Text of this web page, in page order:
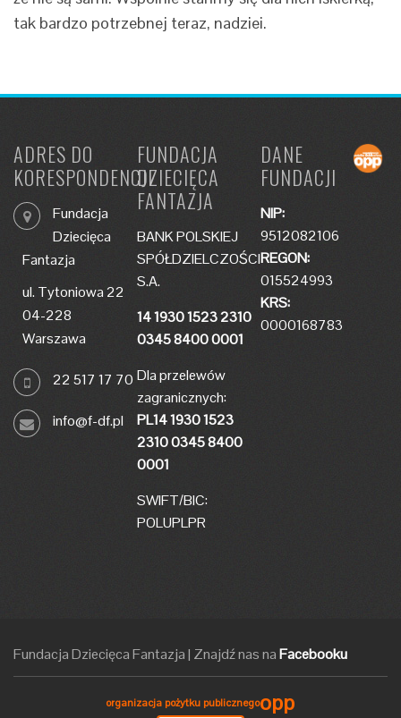
tak bardzo potrzebnej teraz, nadziei.
ADRES DO
KORESPONDENCJI
Fundacja
Dziecięca
Fantazja
ul. Tytoniowa 22
04-228
Warszawa
22 517 17 70
info@f-df.pl
FUNDACJA
DZIECIĘCA
FANTAZJA
BANK POLSKIEJ
SPÓŁDZIELCZOŚCI
S.A.
14 1930 1523 2310
0345 8400 0001
Dla przelewów
zagranicznych:
PL14 1930 1523
2310 0345 8400
0001
SWIFT/BIC:
POLUPLPR
DANE
FUNDACJI
NIP:
9512082106
REGON:
015524993
KRS:
0000168783
Fundacja Dziecięca Fantazja| Znajdź nas naFacebooku
organizacja pożytku publicznegoopp